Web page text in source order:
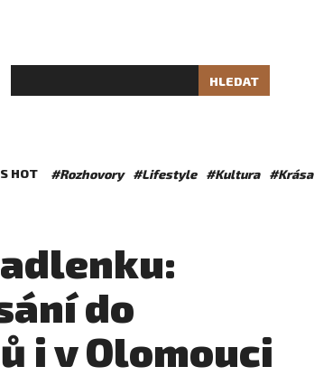
HLEDAT
HOT #Rozhovory #Lifestyle #Kultura #Krása
do
i v Olomouci